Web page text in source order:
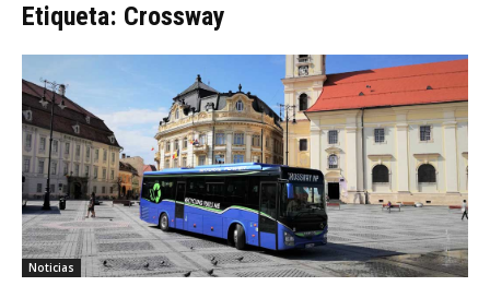
Etiqueta: Crossway
Noticias